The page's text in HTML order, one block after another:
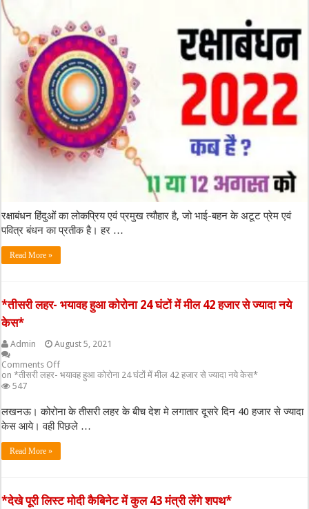
रक्षाबंधन हिंदुओं का लोकप्रिय एवं प्रमुख त्यौहार है, जो भाई-बहन के अटूट प्रेम एवं
पवित्र बंधन का प्रतीक है। हर …
Read More »
*तीसरी लहर- भयावह हुआ कोरोना 24 घंटों में मील 42 हजार से ज्यादा नये
केस*
Admin
August 5, 2021
Comments Off
on *तीसरी लहर- भयावह हुआ कोरोना 24 घंटों में मील 42 हजार से ज्यादा नये केस*
547
लखनऊ। कोरोना के तीसरी लहर के बीच देश मे लगातार दूसरे दिन 40 हजार से ज्यादा
केस आये। वही पिछले …
Read More »
*देखे पूरी लिस्ट मोदी कैबिनेट में कुल 43 मंत्री लेंगे शपथ*